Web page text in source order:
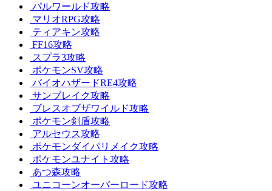
パルワールド攻略
マリオRPG攻略
ティアキン攻略
FF16攻略
スプラ3攻略
ポケモンSV攻略
バイオハザードRE4攻略
サンブレイク攻略
ブレスオブザワイルド攻略
ポケモン剣盾攻略
アルセウス攻略
ポケモンダイパリメイク攻略
ポケモンユナイト攻略
あつ森攻略
ユニコーンオーバーロード攻略